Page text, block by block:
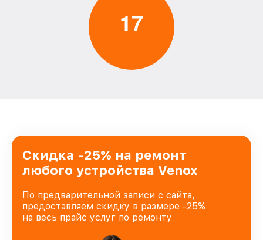
17
Скидка -25% на ремонт
любого устройства Venox
По предварительной записи с сайта,
предоставляем скидку в размере -25%
на весь прайс услуг по ремонту